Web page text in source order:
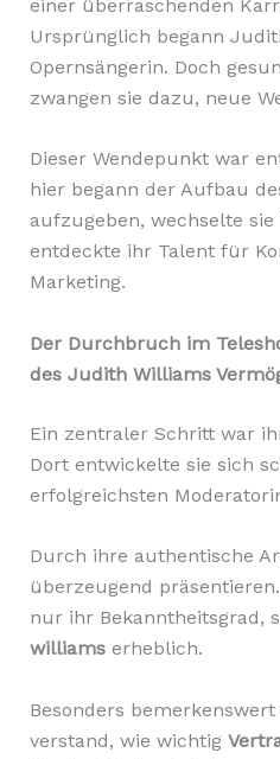
einer überraschenden
Ursprünglich begann
Opernsängerin. Doch
zwangen sie dazu, neue
Dieser Wendepunkt war
hier begann der Aufbau
aufzugeben, wechselte
entdeckte ihr Talent für
Marketing.
Der Durchbruch im
des Judith Williams
Ein zentraler Schritt war
Dort entwickelte sie sich
erfolgreichsten
Durch ihre authentische
überzeugend
nur ihr Bekanntheitsgrad,
williamserheblich.
Besonders
verstand, wie wichtig